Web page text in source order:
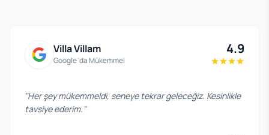
Villa Villam
Google 'da Mükemmel
4.9
"Her şey mükemmeldi, seneye tekrar geleceğiz. Kesinlikle
tavsiye ederim. "